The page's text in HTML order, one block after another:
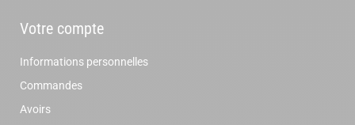
Votre compte
Informations personnelles
Commandes
Avoirs